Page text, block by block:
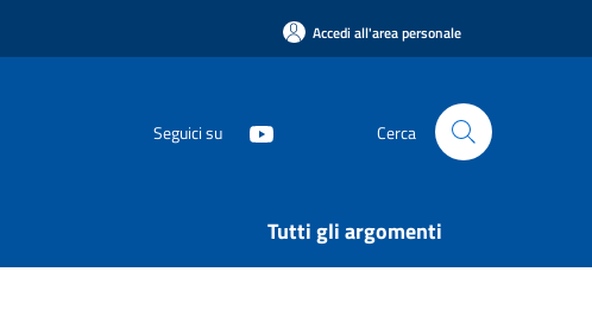
Accedi all'area personale
Seguici su Cerca
Tutti gli argomenti